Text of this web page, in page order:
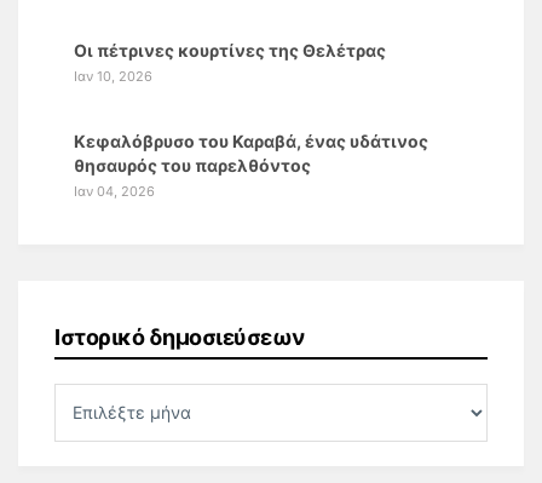
Οι πέτρινες κουρτίνες της Θελέτρας
Ιαν 10, 2026
Κεφαλόβρυσο του Καραβά, ένας υδάτινος
θησαυρός του παρελθόντος
Ιαν 04, 2026
Ιστορικό δημοσιεύσεων